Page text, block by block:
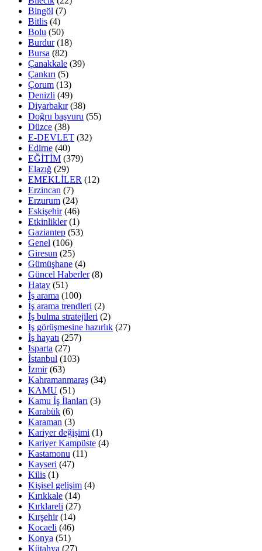
Bingöl (7)
Bitlis (4)
Bolu (50)
Burdur(18)
Bursa (82)
Çanakkale (39)
Çankırı (5)
Çorum (13)
Denizli (49)
Diyarbakır(38)
Doğru başvuru (55)
Düzce (38)
E-DEVLET (32)
Edirne (40)
EĞİTİM (379)
Elazığ (29)
EMEKLİLER (12)
Erzincan (7)
Erzurum (24)
Eskişehir(46)
Etkinlikler(1)
Gaziantep (53)
Genel (106)
Giresun (25)
Gümüşhane (4)
Güncel Haberler(8)
Hatay (51)
İş arama (100)
İş arama trendleri (2)
İş bulma stratejileri (2)
İş görüşmesine hazırlık (27)
İş hayatı (257)
Isparta (27)
İstanbul (103)
İzmir(63)
Kahramanmaraş (34)
KAMU (51)
Kamu İş İlanları (3)
Karabük (6)
Karaman (3)
Kariyer değişimi (1)
Kariyer Kampüste (4)
Kastamonu (11)
Kayseri (47)
Kilis (1)
Kişisel gelişim (4)
Kırıkkale (14)
Kırklareli (27)
Kırşehir(14)
Kocaeli (46)
Konya (51)
Kütahya (27)